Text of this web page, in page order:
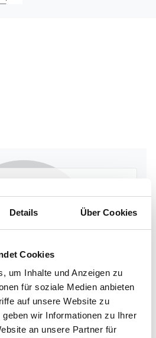
Details Über Cookies
Cookies
um Inhalte und Anzeigen zu
für soziale Medien anbieten
auf unsere Website zu
wir Informationen zu Ihrer
an unsere Partner für
scheint ein
aktiviert zu sein!
nutzen zu können,
sie auf Ihre Whitelist.
Sie Ihre Erlaubnis gegeben
weiterhin selbst bestimmen,
genutzt werden sollen.